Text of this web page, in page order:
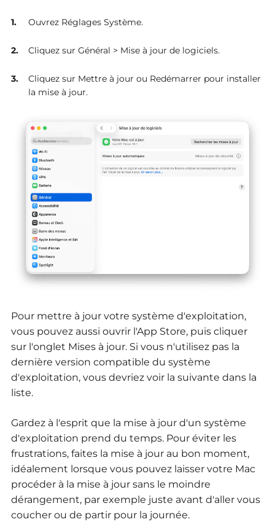
Ouvrez Réglages Système.
Cliquez sur Général > Mise à jour de logiciels.
Cliquez sur Mettre à jour ou Redémarrer pour installer
la mise à jour.
Pour mettre à jour votre système d'exploitation,
vous pouvez aussi ouvrir l'App Store, puis cliquer
sur l'onglet Mises à jour. Si vous n'utilisez pas la
dernière version compatible du système
d'exploitation, vous devriez voir la suivante dans la
liste.
Gardez à l'esprit que la mise à jour d'un système
d'exploitation prend du temps. Pour éviter les
frustrations, faites la mise à jour au bon moment,
idéalement lorsque vous pouvez laisser votre Mac
procéder à la mise à jour sans le moindre
dérangement, par exemple juste avant d'aller vous
coucher ou de partir pour la journée.